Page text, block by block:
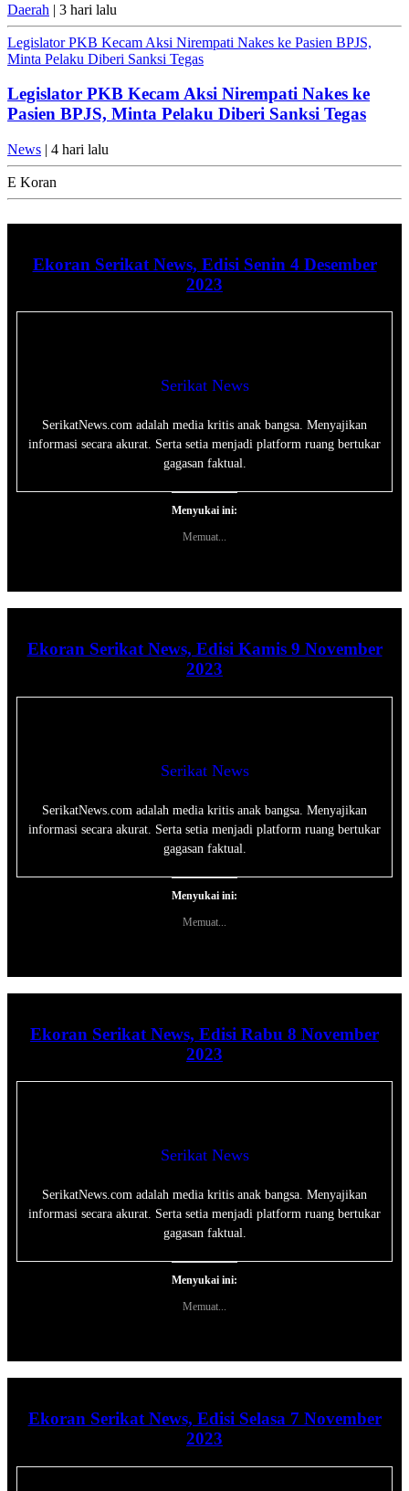
Daerah | 3 hari lalu
Legislator PKB Kecam Aksi Nirempati Nakes ke Pasien BPJS,
Minta Pelaku Diberi Sanksi Tegas
Legislator PKB Kecam Aksi Nirempati Nakes ke
Pasien BPJS, Minta Pelaku Diberi Sanksi Tegas
News | 4 hari lalu
E Koran
Ekoran Serikat News, Edisi Senin 4 Desember
2023
Serikat News
SerikatNews.com adalah media kritis anak bangsa. Menyajikan
informasi secara akurat. Serta setia menjadi platform ruang bertukar
gagasan faktual.
Menyukai ini:
Memuat...
Ekoran Serikat News, Edisi Kamis 9 November
2023
Serikat News
SerikatNews.com adalah media kritis anak bangsa. Menyajikan
informasi secara akurat. Serta setia menjadi platform ruang bertukar
gagasan faktual.
Menyukai ini:
Memuat...
Ekoran Serikat News, Edisi Rabu 8 November
2023
Serikat News
SerikatNews.com adalah media kritis anak bangsa. Menyajikan
informasi secara akurat. Serta setia menjadi platform ruang bertukar
gagasan faktual.
Menyukai ini:
Memuat...
Ekoran Serikat News, Edisi Selasa 7 November
2023